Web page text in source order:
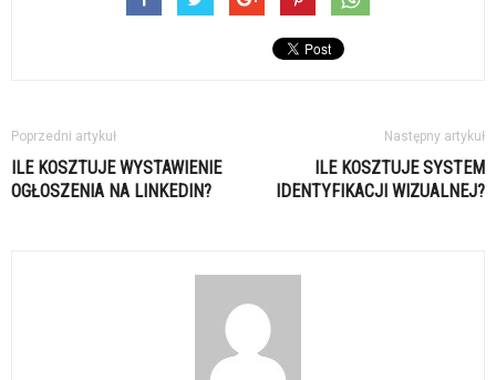
Poprzedni artykuł
ILE KOSZTUJE WYSTAWIENIE
OGŁOSZENIA NA LINKEDIN?
Następny artykuł
ILE KOSZTUJE SYSTEM
IDENTYFIKACJI WIZUALNEJ?